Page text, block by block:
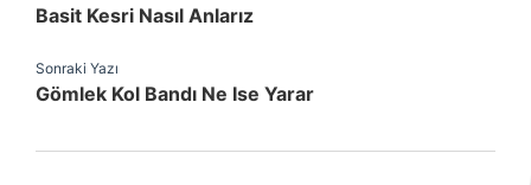
Basit Kesri Nasıl Anlarız
Sonraki Yazı
Gömlek Kol Bandı Ne Ise Yarar